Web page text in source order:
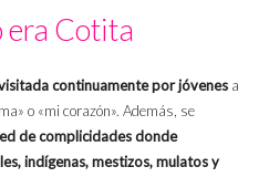
era Cotita
continuamente por jóvenes a
o «mi corazón». Además, se
de complicidades donde
indígenas, mestizos, mulatos y